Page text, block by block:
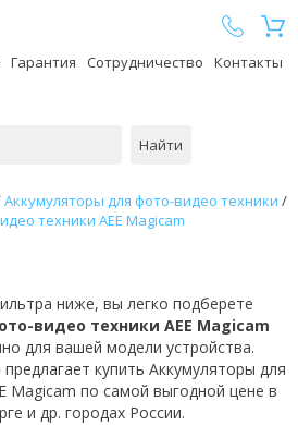
Гарантия Сотрудничество Контакты
Найти
Аккумуляторы для фото-видео техники /
техники AEE Magicam
ниже, вы легко подберете
видео техники AEE Magicam
для вашей модели устройства.
предлагает купить Аккумуляторы для
Magicam по самой выгодной цене в
и др. городах России.